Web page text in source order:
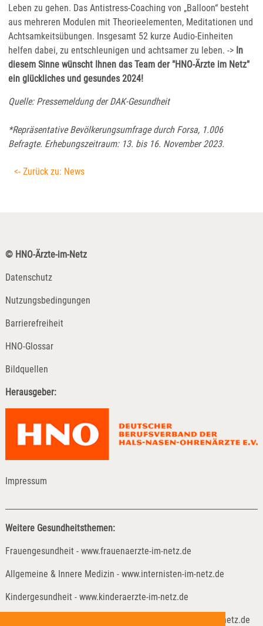
Leben zu gehen. Das Antistress-Coaching von „Balloon“ besteht
aus mehreren Modulen mit Theorieelementen, Meditationen und
Achtsamkeitsübungen. Insgesamt 52 kurze Audio-Einheiten
helfen dabei, zu entschleunigen und achtsamer zu leben. -> In
diesem Sinne wünscht Ihnen das Team der "HNO-Ärzte im Netz"
ein glückliches und gesundes 2024!
Quelle: Pressemeldung der DAK-Gesundheit
*Repräsentative Bevölkerungsumfrage durch Forsa, 1.006
Befragte. Erhebungszeitraum: 13. bis 16. November 2023.
<- Zurück zu: News
© HNO-Ärzte-im-Netz
Datenschutz
Nutzungsbedingungen
Barrierefreiheit
HNO-Glossar
Bildquellen
Herausgeber:
Impressum
Weitere Gesundheitsthemen:
Frauengesundheit - www.frauenaerzte-im-netz.de
Allgemeine & Innere Medizin - www.internisten-im-netz.de
Kindergesundheit - www.kinderaerzte-im-netz.de
Kinder- und Jugendreha - www.kinder-und-jugendreha-im-netz.de